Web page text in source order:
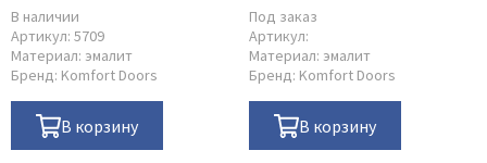
Fuaro
GlassTur
Griffwerk
Hausdoors
HSU
В наличии
Артикул: 5709
Материал: эмалит
Бренд: Komfort Doors
В корзину
Под заказ
Артикул:
Материал: эмалит
Бренд: Komfort Doors
В корзину